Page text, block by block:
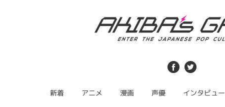
新着 アニメ 漫画 声優 インタビュー